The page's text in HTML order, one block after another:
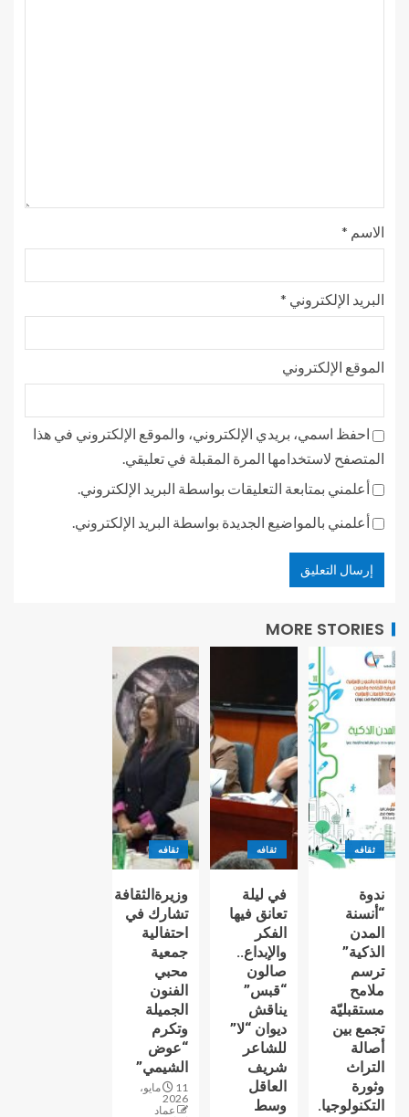
الاسم *
البريد الإلكتروني *
الموقع الإلكتروني
احفظ اسمي، بريدي الإلكتروني، والموقع الإلكتروني في هذا
المتصفح لاستخدامها المرة المقبلة في تعليقي.
أعلمني بمتابعة التعليقات بواسطة البريد الإلكتروني.
أعلمني بالمواضيع الجديدة بواسطة البريد الإلكتروني.
MORE STORIES
ثقافه
ندوة
“أنسنة
المدن
الذكية”
ترسم
ملامح
مستقبليّة
تجمع بين
أصالة
التراث
وثورة
التكنولوجيا.
ثقافه
في ليلة
تعانق فيها
الفكر
والإبداع..
صالون
“قبس”
يناقش
ديوان “لا”
للشاعر
شريف
العاقل
وسط
ثقافه
وزيرةالثقافة
تشارك في
احتفالية
جمعية
محبي
الفنون
الجميلة
وتكرم
“عوض
الشيمي”
11 مايو،
2026
عماد